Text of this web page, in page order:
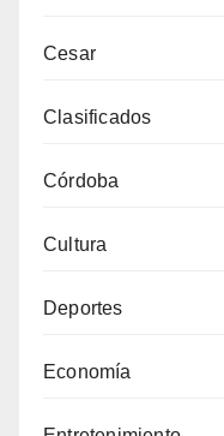
Cesar
Clasificados
Córdoba
Cultura
Deportes
Economía